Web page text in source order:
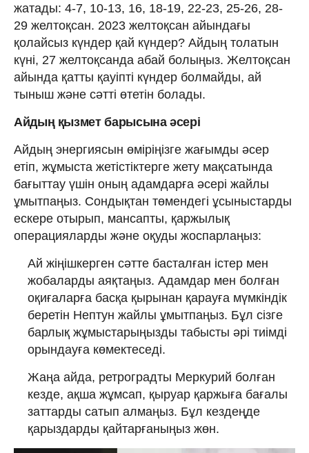
жатады: 4-7, 10-13, 16, 18-19, 22-23, 25-26, 28-
29 желтоқсан. 2023 желтоқсан айындағы
қолайсыз күндер қай күндер? Айдың толатын
күні, 27 желтоқсанда абай болыңыз. Желтоқсан
айында қатты қауіпті күндер болмайды, ай
тыныш және сәтті өтетін болады.
Айдың қызмет барысына әсері
Айдың энергиясын өміріңізге жағымды әсер
етіп, жұмыста жетістіктерге жету мақсатында
бағыттау үшін оның адамдарға әсері жайлы
ұмытпаңыз. Сондықтан төмендегі ұсыныстарды
ескере отырып, мансапты, қаржылық
операцияларды және оқуды жоспарлаңыз:
Ай жіңішкерген сәтте басталған істер мен
жобаларды аяқтаңыз. Адамдар мен болған
оқиғаларға басқа қырынан қарауға мүмкіндік
беретін Нептун жайлы ұмытпаңыз. Бұл сізге
барлық жұмыстарыңызды табысты әрі тиімді
орындауға көмектеседі.
Жаңа айда, ретроградты Меркурий болған
кезде, ақша жұмсап, қыруар қаржыға бағалы
заттарды сатып алмаңыз. Бұл кездеңде
қарыздарды қайтарғаныңыз жөн.